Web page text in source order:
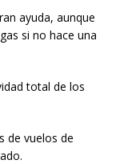
ayuda, aunque
si no hace una
total de los
de vuelos de